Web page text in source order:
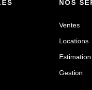
NOS
Ventes
Locations
Estimation
Gestion